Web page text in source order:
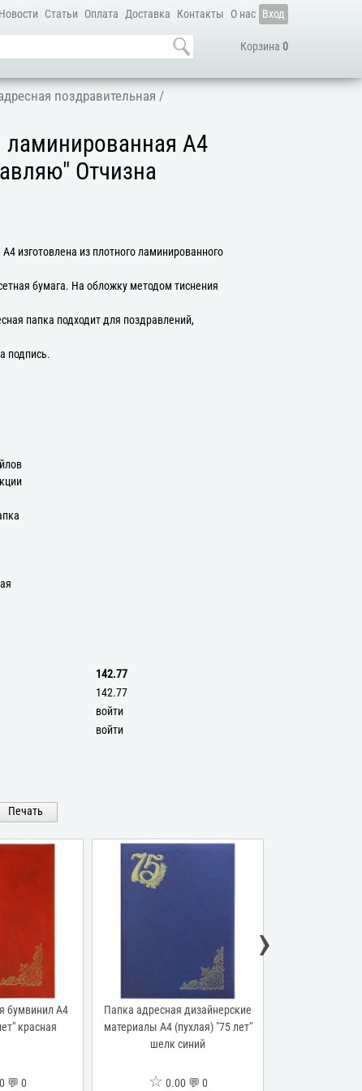
Новости Статьи Оплата Доставка Контакты О нас Вход
Корзина 0
поздравительная /
ламинированная А4
Отчизна
изготовлена из плотного ламинированного
бумага. На обложку методом тиснения
папка подходит для поздравлений,
подпись.
142.77
142.77
войти
войти
Печать
дизайнерские
"75 лет"
💬 0
Папка адресная ламинированная
А4 (пухлая) "С Юбилеем" Летний
день
☆0.00 💬 0
›